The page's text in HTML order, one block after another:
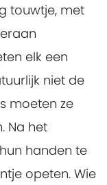
touwtje, met
elk een
niet de
moeten ze
Na het
handen te
opeten. Wie